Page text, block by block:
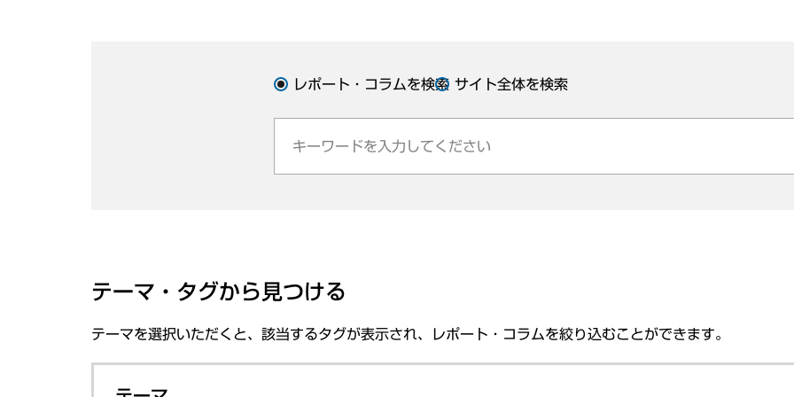
レポート・コラムを検索 サイト全体を検索
テーマ・タグから見つける
テーマを選択いただくと、該当するタグが表示され、レポート・コラムを絞り込むことができます。